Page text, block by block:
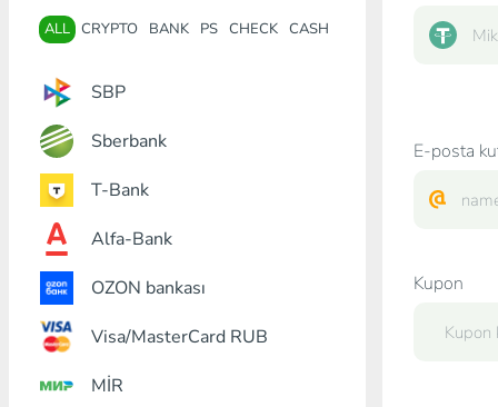
ALL CRYPTO BANK PS CHECK CASH
SBP
Sberbank
T-Bank
Alfa-Bank
OZON bankası
Visa/MasterCard RUB
MİR
E-posta
Kupon